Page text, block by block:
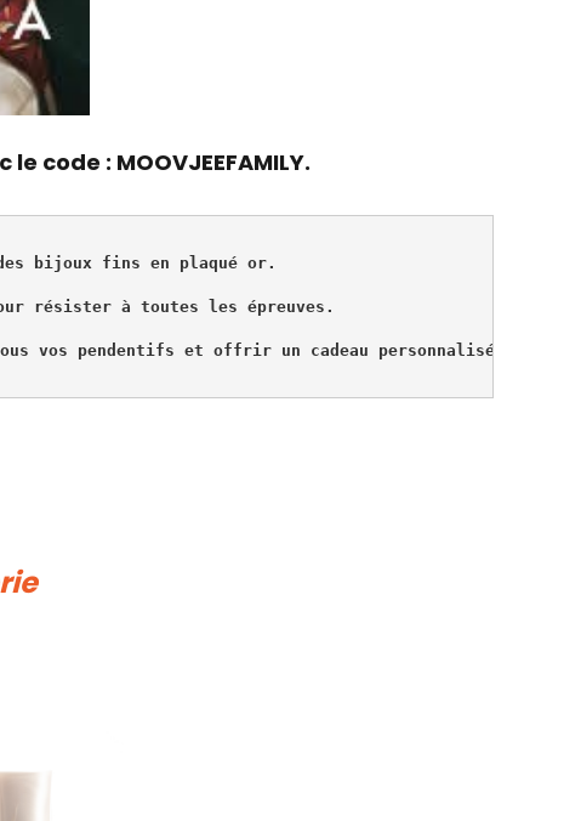
le code : MOOVJEEFAMILY.
des bijoux fins en plaqué or.
résister à toutes les épreuves.
vos pendentifs et offrir un cadeau personnalisé.